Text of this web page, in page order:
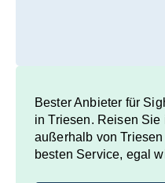
Bester Anbieter für
in Triesen. Reisen Sie
außerhalb von
besten Service, egal